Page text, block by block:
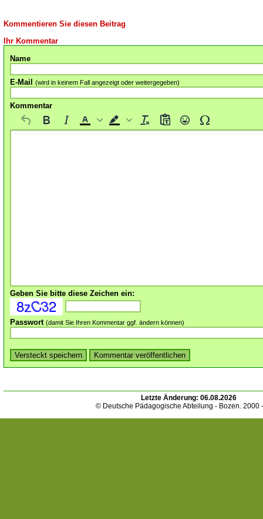
Kommentieren Sie diesen Beitrag
Ihr Kommentar
Name
E-Mail (wird in keinem Fall angezeigt oder weitergegeben)
Kommentar
Geben Sie bitte diese Zeichen ein:
Passwort (damit Sie Ihren Kommentar ggf. ändern können)
Letzte Änderung: 06.08.2026
© Deutsche Pädagogische Abteilung - Bozen. 2000